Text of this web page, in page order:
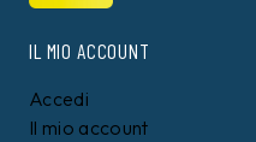
IL MIO ACCOUNT
Accedi
Il mio account